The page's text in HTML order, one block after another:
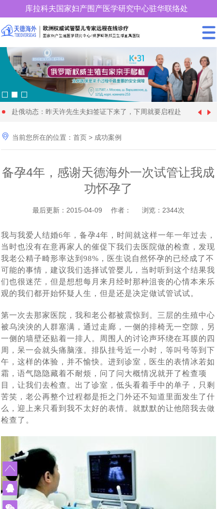
库拉科夫国家妇产围产医学研究中心驻华联络处
400-900-3185
赴俄动态：昨天许先生夫妇签证下来了，下周就要启程赴
[2024-09-20]
28 岁俄罗斯姑娘与57 岁的土耳其富商在格鲁吉亚代怀生
怀求子，现成功移植 [2024-08-28]
快要分娩了，马上8个月，俄罗斯试管婴儿机构开始为黄
[2024-08-11]
36岁单身女性赴俄罗斯找了一位同岁的代妈试管婴儿代怀
求子，正做非侵入性产前检查 [2024-06-22]
为什么适龄生育可以降低隐形基因遗传病的发病率_天德
激动 [2024-05-31]
对于女生结婚不愿生孩子，很多男生可以接受，但是不能
接受不孕不育 [2024-05-15]
上个月赴俄罗斯试管婴儿助孕的陈先生的胚胎筛查结果出
来了， 5颗囊胚2颗过检（合格），2个男孩 [2024-05-07]
大龄女性单身做试管求子：我只是没结婚，不代表我就没
有生育权 [2024-04-28]
南京夫妇赴俄罗斯试管婴儿求子，一边尝试自卵自怀一边
借卵代怀，准备与代妈同时移植看谁怀的宝宝出生 [2024-
04-24]
43岁的中年夫妇赴白俄罗斯代怀助孕，阶段性成功报告：
已经能听到孩子心跳了 [2024-04-15]
上周43岁陈先生夫妇赴俄罗斯试管婴儿求子，取得9颗卵
子8颗卵子成熟6颗成功受精5颗进入了囊胚阶段，超过了平均
水平 [2024-04-08]
血测HCG值为 398，上个月中旬赴俄罗斯要赴莫斯科做试
管婴儿一对常女士夫妇成功怀孕了 [2024-04-01]
刚刚检查显示胎儿已经三个月了，这对“夫妻”赴俄罗斯试
管助孕，男士在找卵妹借卵，女士找精卵银行借精 [2024-
03-25]
又有一波夫妻要赴俄罗斯做试管婴儿了，他们已经抵达了
莫斯科在做促排卵 [2024-03-18]
20多岁的小夫妻，国内试管婴儿移植5未着床，如果是你
该如何应对 [2024-03-13]
陕西姑娘与南京小伙赴俄罗斯自卵代孕上周已经完成取
卵，取12枚卵子，9枚成熟 ，期待后续胚胎培育结果
[2024-03-06]
今天收到白俄罗斯方面妊娠成功消息，又有一对90后南京
夫妇在俄罗斯做试管婴儿再到白俄罗斯找代妈做代孕，终究
北京青年与西安姑娘跨越三国、行程万里试管求子，没有
29]
单身人群赴白俄罗斯代孕求子现状：买张机票就出发签证
都不用办_国外出生的孩子回出国上户口这样办
14]
外国人赴白俄罗斯代孕现状：法律是支持的，民众也是有
误解的 [2024-01-05]
莫斯科试管婴儿医院排名_在莫斯科的俄罗斯试管婴儿医
院家更靠谱 [2023-12-14]
白俄罗斯有启动免费预算体外受精计划，赴白俄罗斯做试
管婴儿或能省不少钱 [2023-12-11]
赴俄罗斯试管婴儿助孕的女性群体启动互帮模式：你帮我
 当前您所在的位置：首页 > 成功案例
备孕4年，感谢天德海外一次试管让我成
功怀孕了
最后更新：2015-04-09 作者： 浏览：2344次
我与我爱人结婚6年，备孕4年，时间就这样一年一年过去，
当时也没有在意再家人的催促下我们去医院做的检查，发现
我老公精子畸形率达到98%，医生说自然怀孕的已经成了不
可能的事情，建议我们选择试管婴儿，当时听到这个结果我
们也很迷茫，但是想想每月来月经时那种沮丧的心情本来乐
观的我们都开始怀疑人生，但是还是决定做试管试试。
第一次去那家医院，我和老公都被震惊到。三层的生殖中心
被乌泱泱的人群塞满，通过走廊，一侧的排椅无一空隙，另
一侧的墙壁还贴着一排人。周围人的讨论声环绕在耳膜的四
周，呆一会就头痛脑涨。排队挂号近一小时，等叫号等到下
午，这样的体验，并不愉快。进到诊室，医生的表情冰若如
霜，语气隐隐藏着不耐烦，问了问大概情况就开了检查项
目，让我们去检查。出了诊室，低头看着手中的单子，只剩
苦笑，老公再整个过程都是拒之门外还不知道里面发生了什
么，迎上来只看到我不太好的表情。就默默的让他陪我去做
检查了。